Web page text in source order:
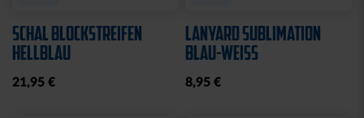
SCHAL BLOCKSTREIFEN
HELLBLAU
21,95 €
LANYARD SUBLIMATION
BLAU-WEISS
8,95 €